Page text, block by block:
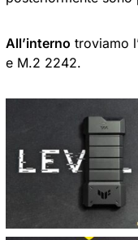
All’interno troviamo
e M.2 2242.